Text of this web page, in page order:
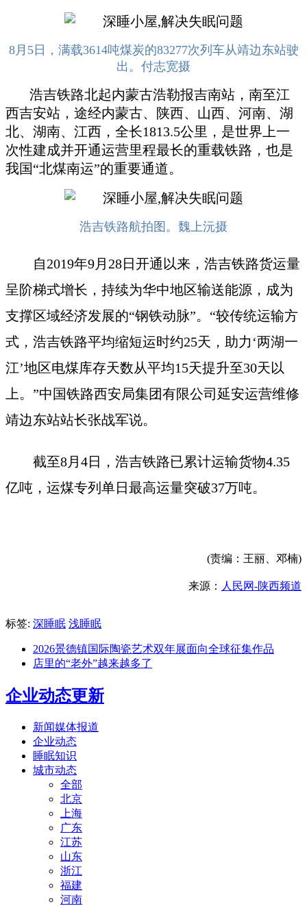
8月5日，满载3614吨煤炭的83277次列车从靖边东站驶
出。付志宽摄
浩吉铁路北起内蒙古浩勒报吉南站，南至江
西吉安站，途经内蒙古、陕西、山西、河南、湖
北、湖南、江西，全长1813.5公里，是世界上一
次性建成并开通运营里程最长的重载铁路，也是
我国“北煤南运”的重要通道。
浩吉铁路航拍图。魏上沅摄
自2019年9月28日开通以来，浩吉铁路货运量
呈阶梯式增长，持续为华中地区输送能源，成为
支撑区域经济发展的“钢铁动脉”。“较传统运输方
式，浩吉铁路平均缩短运时约25天，助力‘两湖一
江’地区电煤库存天数从平均15天提升至30天以
上。”中国铁路西安局集团有限公司延安运营维修
靖边东站站长张战军说。
截至8月4日，浩吉铁路已累计运输货物4.35
亿吨，运煤专列单日最高运量突破37万吨。
(责编：王丽、邓楠)
来源： 人民网-陕西频道
标签: 深睡眠 浅睡眠
2026景德镇国际陶瓷艺术双年展面向全球征集作品
店里的“老外”越来越多了
企业动态更新
新闻媒体报道
企业动态
睡眠知识
城市动态
全部
北京
上海
广东
江苏
山东
浙江
福建
河南